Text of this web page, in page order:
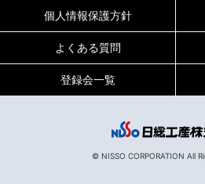
個人情報保護方針
よくある質問
登録会一覧
© NISSO CORPORATION All